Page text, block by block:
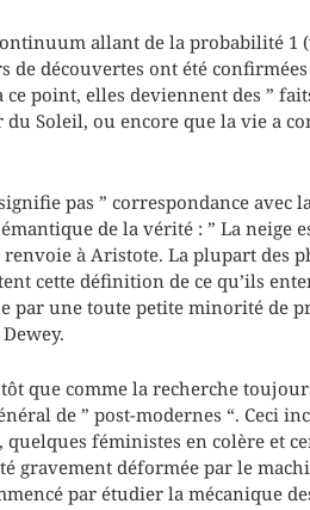
allant de la probabilité 1
découvertes ont été confirmées
point, elles deviennent des ”
Soleil, ou encore que la vie a
pas ” correspondance avec
de la vérité : ” La neige
à Aristote. La plupart des
cette définition de ce qu’ils
par une toute petite minorité de
que comme la recherche
de ” post-modernes “. Ceci
féministes en colère et
gravement déformée par le
par étudier la mécanique